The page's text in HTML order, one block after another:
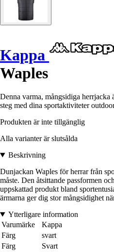
Kappa
Waples
Denna varma, mångsidiga herrjacka
steg med dina sportaktiviteter
Produkten är inte tillgänglig
Alla varianter är slutsålda
Beskrivning
Dunjackan Waples för herrar från
måste. Den åtsittande passformen
uppskattad produkt bland
ärmarna ger dig stor mångsidighet
Ytterligare information
Varumärke
Kappa
Färg
svart
Färg
Svart